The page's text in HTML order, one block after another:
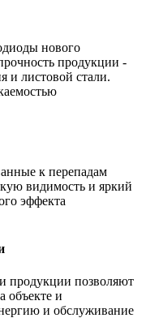
нового
продукции -
и листовой стали.
к перепадам
видимость и яркий
эффекта
продукции позволяют
объекте и
и обслуживание